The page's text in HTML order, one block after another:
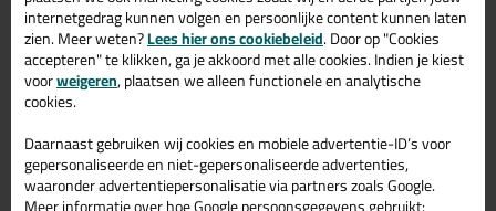
is te gebruiken voor verschillende toepassingen. Een
professioneel en hoogwaardig product welke makkelijk te
gebruiken is. Bestel de Mapei Mapesil AC 310ml in de kleur 177 -
Salie vandaag nog! Op voorraad en op werkdagen besteld =
morgen in huis.
Wil je meer weten over de toepassing en kenmerken van dit
product?Lees alles over dit product >
internetgedrag kunnen volgen en persoonlijke content kunnen laten
zien. Meer weten?Lees hier ons cookiebeleid. Door op "Cookies
accepteren" te klikken, ga je akkoord met alle cookies. Indien je kiest
voorweigeren, plaatsen we alleen functionele en analytische
cookies.
Daarnaast gebruiken wij cookies en mobiele advertentie-ID’s voor
gepersonaliseerde en niet-gepersonaliseerde advertenties,
waaronder advertentiepersonalisatie via partners zoals Google.